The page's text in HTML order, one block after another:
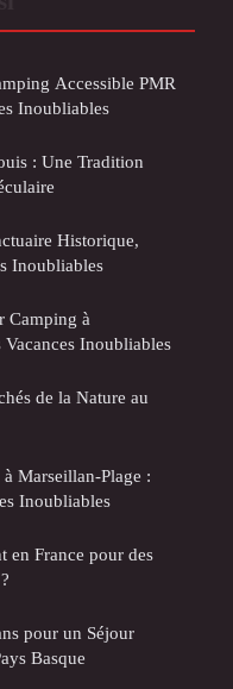
Accessible PMR
Inoubliables
: Une Tradition
Historique,
Inoubliables
Camping à
Inoubliables
de la Nature au
Marseillan-Plage :
Inoubliables
en France pour des
pour un Séjour
Basque